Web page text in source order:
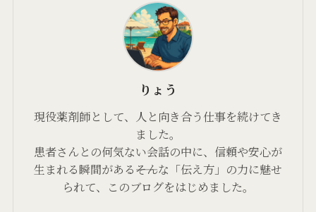
りょう
現役薬剤師として、人と向き合う仕事を続けてき
ました。
患者さんとの何気ない会話の中に、信頼や安心が
生まれる瞬間がある――そんな「伝え方」の力に魅せ
られて、このブログをはじめました。